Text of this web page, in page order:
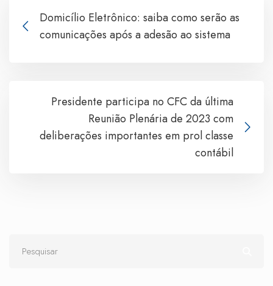
Domicílio Eletrônico: saiba como serão as
comunicações após a adesão ao sistema
Presidente participa no CFC da última
Reunião Plenária de 2023 com
deliberações importantes em prol classe
contábil